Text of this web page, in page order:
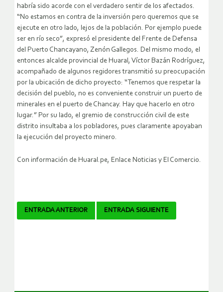
habría sido acorde con el verdadero sentir de los afectados.
“No estamos en contra de la inversión pero queremos que se
ejecute en otro lado, lejos de la población. Por ejemplo puede
ser en río seco”, expresó el presidente del Frente de Defensa
del Puerto Chancayano, Zenón Gallegos. Del mismo modo, el
entonces alcalde provincial de Huaral, Víctor Bazán Rodríguez,
acompañado de algunos regidores transmitió su preocupación
por la ubicación de dicho proyecto: “Tenemos que respetar la
decisión del pueblo, no es conveniente construir un puerto de
minerales en el puerto de Chancay. Hay que hacerlo en otro
lugar.” Por su lado, el gremio de construcción civil de este
distrito insultaba a los pobladores, pues claramente apoyaban
la ejecución del proyecto minero.
Con información de Huaral.pe, Enlace Noticias y El Comercio.
Navegador
ENTRADA ANTERIOR ENTRADA SIGUIENTE